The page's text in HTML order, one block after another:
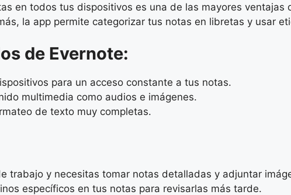
en todos tus dispositivos es una de las mayores
la app permite categorizar tus notas en libretas y usar
de Evernote:
para un acceso constante a tus notas.
multimedia como audios e imágenes.
de texto muy completas.
trabajo y necesitas tomar notas detalladas y adjuntar
específicos en tus notas para revisarlas más tarde.